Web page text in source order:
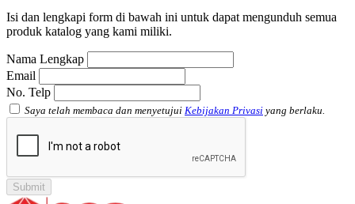
Isi dan lengkapi form di bawah ini untuk dapat mengunduh semua
produk katalog yang kami miliki.
Nama Lengkap
Email
No. Telp
Saya telah membaca dan menyetujui Kebijakan Privasi yang berlaku.